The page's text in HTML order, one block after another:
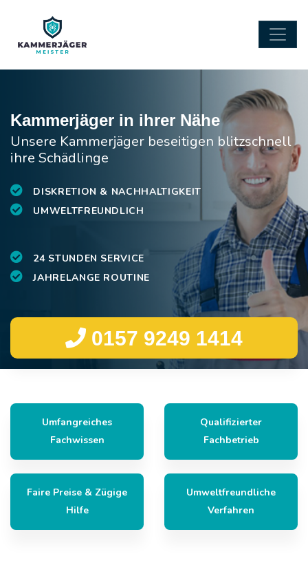
Kammerjäger in ihrer Nähe
Unsere Kammerjäger beseitigen blitzschnell
ihre Schädlinge
DISKRETION & NACHHALTIGKEIT
UMWELTFREUNDLICH
24 STUNDEN SERVICE
JAHRELANGE ROUTINE
0157 9249 1414
Umfangreiches
Fachwissen
Qualifizierter
Fachbetrieb
Faire Preise & Zügige
Hilfe
Umweltfreundliche
Verfahren